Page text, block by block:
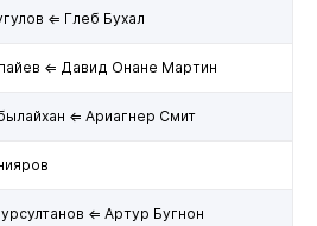
⇐ Глеб Бухал
⇐ Давид Онане Мартин
⇐ Ариагнер Смит
⇐ Артур Бугнон